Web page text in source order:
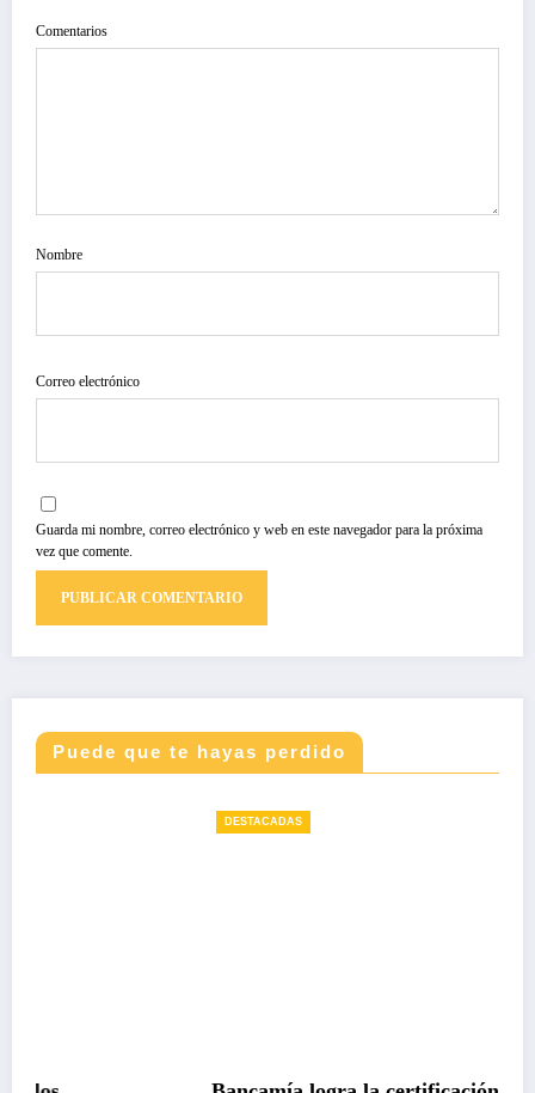
Comentarios
Nombre
Correo electrónico
Guarda mi nombre, correo electrónico y web en este navegador para la próxima
vez que comente.
Puede que te hayas perdido